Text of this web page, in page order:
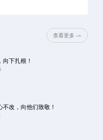
查看更多
下扎根！
不改，向他们致敬！